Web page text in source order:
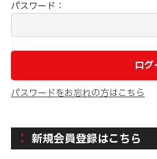
パスワード：
パスワードをお忘れの方はこちら
新規会員登録はこちら